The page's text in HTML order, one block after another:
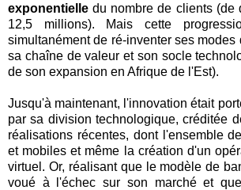
exponentielle du nombre de clients (de
12,5 millions). Mais cette
simultanément de ré-inventer ses modes
sa chaîne de valeur et son socle
de son expansion en Afrique de l'Est).
Jusqu'à maintenant, l'innovation était
par sa division technologique, créditée
réalisations récentes, dont l'ensemble
et mobiles et même la création d'un
virtuel. Or, réalisant que le modèle de
voué à l'échec sur son marché et